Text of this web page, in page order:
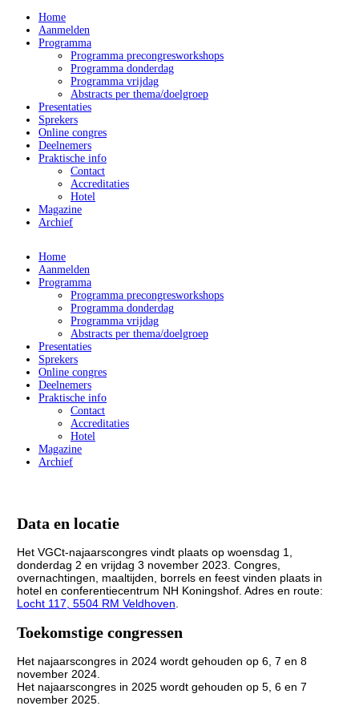
Home
Aanmelden
Programma
Programma precongresworkshops
Programma donderdag
Programma vrijdag
Abstracts per thema/doelgroep
Presentaties
Sprekers
Online congres
Deelnemers
Praktische info
Contact
Accreditaties
Hotel
Magazine
Archief
Home
Aanmelden
Programma
Programma precongresworkshops
Programma donderdag
Programma vrijdag
Abstracts per thema/doelgroep
Presentaties
Sprekers
Online congres
Deelnemers
Praktische info
Contact
Accreditaties
Hotel
Magazine
Archief
Data en locatie
Het VGCt-najaarscongres vindt plaats op woensdag 1,
donderdag 2 en vrijdag 3 november 2023. Congres,
overnachtingen, maaltijden, borrels en feest vinden plaats in
hotel en conferentiecentrum NH Koningshof. Adres en route:
Locht 117, 5504 RM Veldhoven
Toekomstige congressen
Het najaarscongres in 2024 wordt gehouden op 6, 7 en 8
november 2024.
Het najaarscongres in 2025 wordt gehouden op 5, 6 en 7
november 2025.